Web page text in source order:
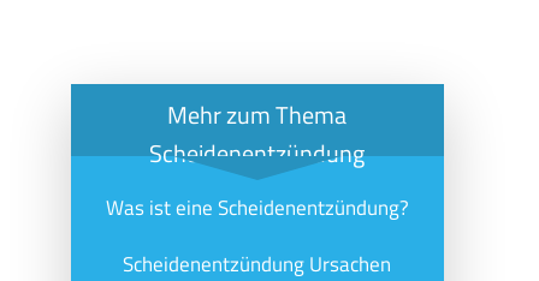
Mehr zum Thema
Scheidenentzündung
Was ist eine Scheidenentzündung?
Scheidenentzündung Ursachen